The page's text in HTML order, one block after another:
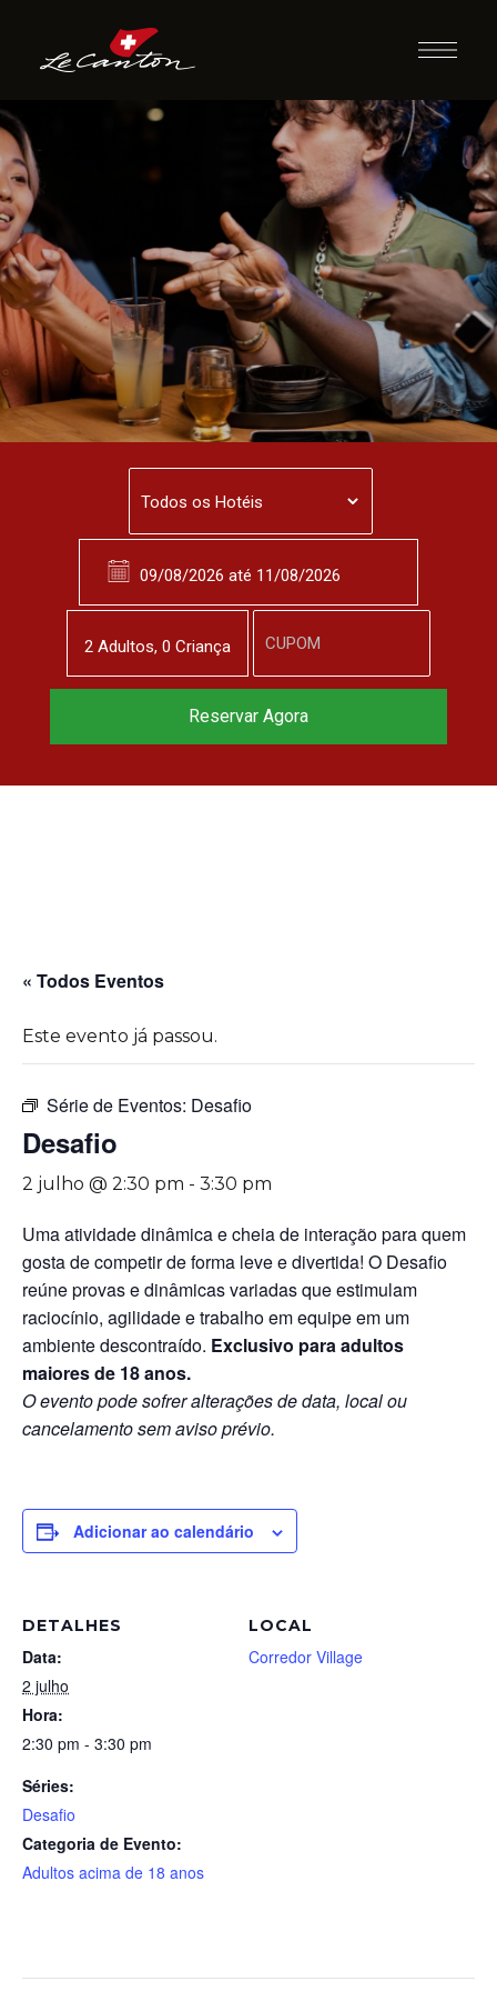
Desafio
« Todos Eventos
Este evento já passou.
Série de Eventos: Desafio
Desafio
2 julho @ 2:30 pm - 3:30 pm
Uma atividade dinâmica e cheia de interação para quem
gosta de competir de forma leve e divertida! O Desafio
reúne provas e dinâmicas variadas que estimulam
raciocínio, agilidade e trabalho em equipe em um
ambiente descontraído. Exclusivo para adultos
maiores de 18 anos.
O evento pode sofrer alterações de data, local ou
cancelamento sem aviso prévio.
Adicionar ao calendário
DETALHES
Data:
2 julho
Hora:
2:30 pm - 3:30 pm
Séries:
Desafio
Categoria de Evento:
Adultos acima de 18 anos
LOCAL
Corredor Village
2 Adultos, 0 Criança
Reservar Agora